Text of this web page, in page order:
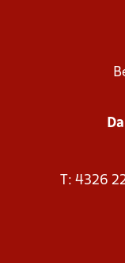
T: 4326